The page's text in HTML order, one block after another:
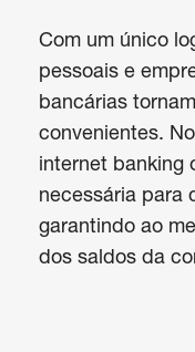
Com um único
pessoais e
bancárias
convenientes.
internet banking
necessária para
garantindo ao
dos saldos da